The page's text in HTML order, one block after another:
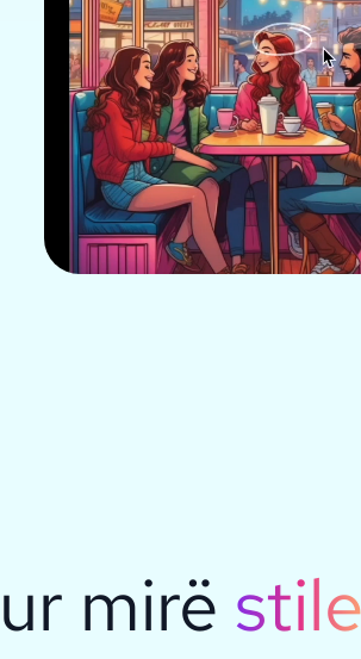
mirë stile